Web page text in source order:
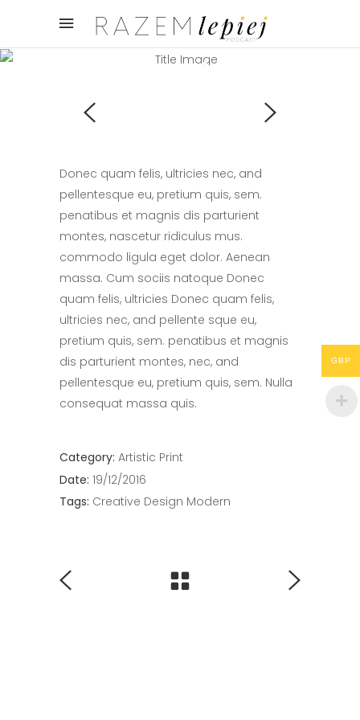
Fashion Lifestyle
Donec quam felis, ultricies nec, and
pellentesque eu, pretium quis, sem.
penatibus et magnis dis parturient
montes, nascetur ridiculus mus.
commodo ligula eget dolor. Aenean
massa. Cum sociis natoque Donec
quam felis, ultricies Donec quam felis,
ultricies nec, and pellente sque eu,
pretium quis, sem. penatibus et magnis
dis parturient montes, nec, and
pellentesque eu, pretium quis, sem. Nulla
consequat massa quis.
Category: Artistic Print
Date: 19/12/2016
Tags: Creative Design Modern
GBP